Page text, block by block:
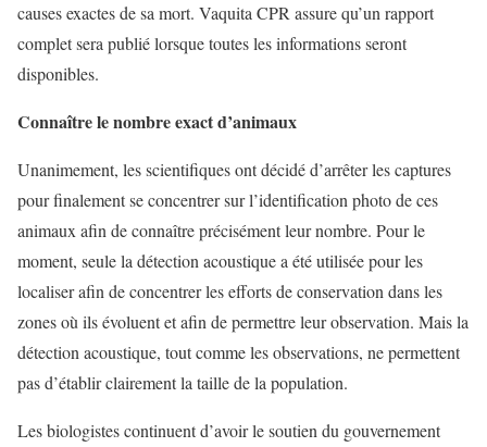
causes exactes de sa mort. Vaquita CPR assure qu’un rapport
complet sera publié lorsque toutes les informations seront
disponibles.
Connaître le nombre exact d’animaux
Unanimement, les scientifiques ont décidé d’arrêter les captures
pour finalement se concentrer sur l’identification photo de ces
animaux afin de connaître précisément leur nombre. Pour le
moment, seule la détection acoustique a été utilisée pour les
localiser afin de concentrer les efforts de conservation dans les
zones où ils évoluent et afin de permettre leur observation. Mais la
détection acoustique, tout comme les observations, ne permettent
pas d’établir clairement la taille de la population.
Les biologistes continuent d’avoir le soutien du gouvernement